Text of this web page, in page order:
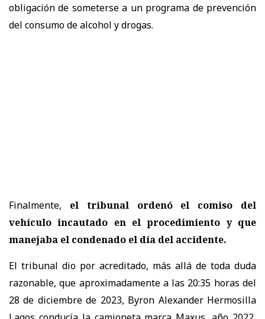
obligación de someterse a un programa de prevención
del consumo de alcohol y drogas.
Finalmente, el tribunal ordenó el comiso del
vehículo incautado en el procedimiento y que
manejaba el condenado el día del accidente.
El tribunal dio por acreditado, más allá de toda duda
razonable, que aproximadamente a las 20:35 horas del
28 de diciembre de 2023, Byron Alexander Hermosilla